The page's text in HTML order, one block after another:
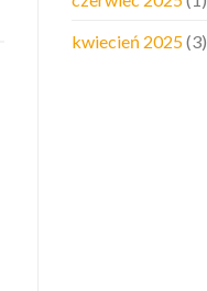
kwiecień 2025(3)